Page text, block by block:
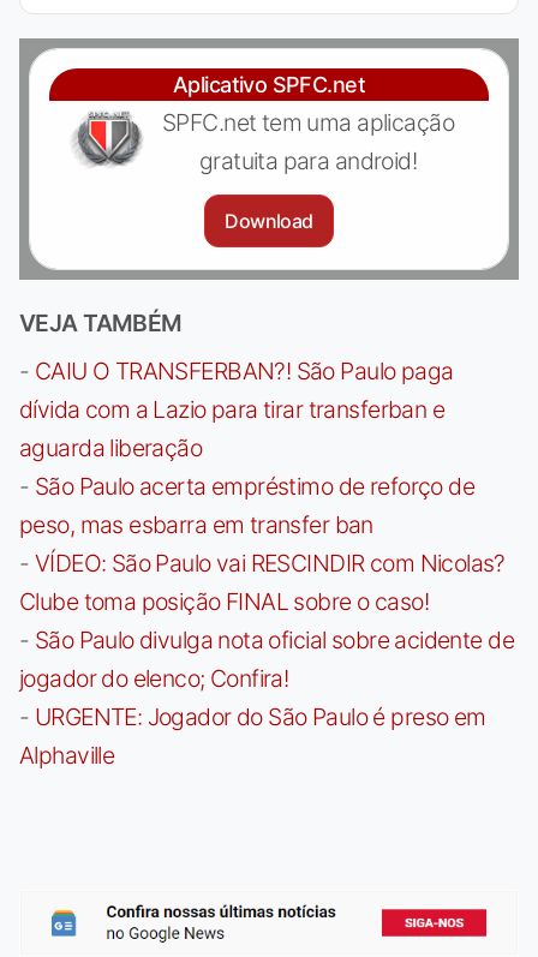
Aplicativo SPFC.net
SPFC.net tem uma aplicação
gratuita para android!
Download
VEJA TAMBÉM
- CAIU O TRANSFERBAN?! São Paulo paga
dívida com a Lazio para tirar transferban e
aguarda liberação
- São Paulo acerta empréstimo de reforço de
peso, mas esbarra em transfer ban
- VÍDEO: São Paulo vai RESCINDIR com Nicolas?
Clube toma posição FINAL sobre o caso!
- São Paulo divulga nota oficial sobre acidente de
jogador do elenco; Confira!
- URGENTE: Jogador do São Paulo é preso em
Alphaville